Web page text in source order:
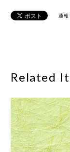
通報
Related